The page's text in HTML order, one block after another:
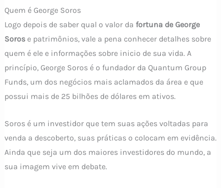
Quem é George Soros
Logo depois de saber qual o valor da fortuna de George
Sorose patrimônios, vale a pena conhecer detalhes sobre
quem é ele e informações sobre inicio de sua vida. A
princípio, George Soros é o fundador da Quantum Group
Funds, um dos negócios mais aclamados da área e que
possui mais de 25 bilhões de dólares em ativos.
Soros é um investidor que tem suas ações voltadas para
venda a descoberto, suas práticas o colocam em evidência.
Ainda que seja um dos maiores investidores do mundo, a
sua imagem vive em debate.